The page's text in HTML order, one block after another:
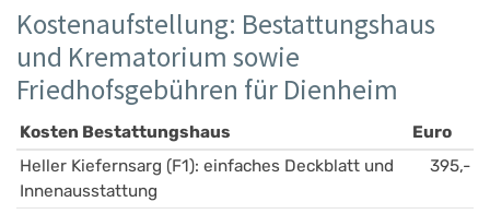
Kostenaufstellung: Bestattungshaus
und Krematorium sowie
Friedhofsgebühren für Dienheim
Kosten Bestattungshaus
Euro
Heller Kiefernsarg (F1): einfaches Deckblatt und
Innenausstattung
395,-